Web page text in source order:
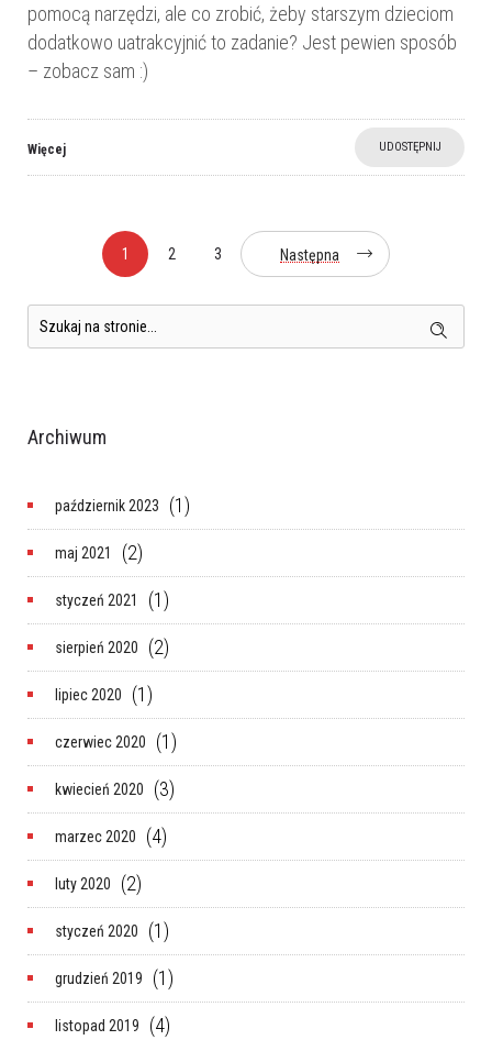
pomocą narzędzi, ale co zrobić, żeby starszym dzieciom
dodatkowo uatrakcyjnić to zadanie? Jest pewien sposób
– zobacz sam :)
Więcej UDOSTĘPNIJ
1 2 3 Następna
Archiwum
październik 2023 (1)
maj 2021 (2)
styczeń 2021 (1)
sierpień 2020 (2)
lipiec 2020 (1)
czerwiec 2020 (1)
kwiecień 2020 (3)
marzec 2020 (4)
luty 2020 (2)
styczeń 2020 (1)
grudzień 2019 (1)
listopad 2019 (4)